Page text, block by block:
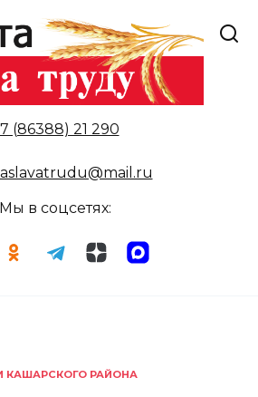
(86388) 21 290
Мы в соцсетях:
КАШАРСКОГО РАЙОНА